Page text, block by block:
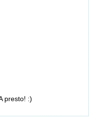
presto! :)